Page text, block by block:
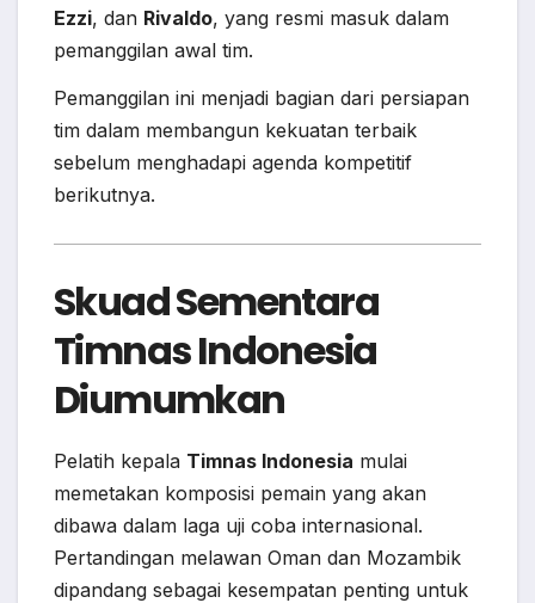
Ezzi, dan Rivaldo, yang resmi masuk dalam
pemanggilan awal tim.
Pemanggilan ini menjadi bagian dari persiapan
tim dalam membangun kekuatan terbaik
sebelum menghadapi agenda kompetitif
berikutnya.
Skuad Sementara
Timnas Indonesia
Diumumkan
Pelatih kepala Timnas Indonesia mulai
memetakan komposisi pemain yang akan
dibawa dalam laga uji coba internasional.
Pertandingan melawan Oman dan Mozambik
dipandang sebagai kesempatan penting untuk